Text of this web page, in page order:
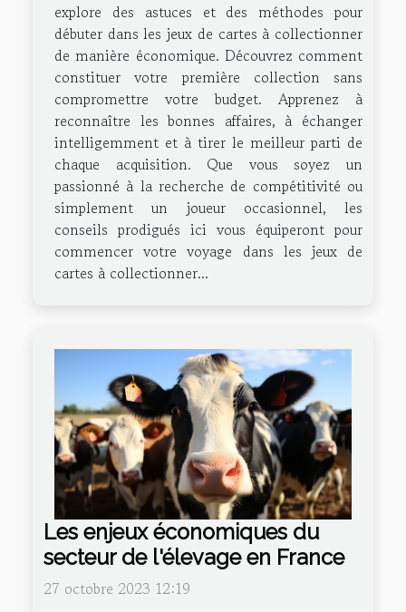
explore des astuces et des méthodes pour
débuter dans les jeux de cartes à collectionner
de manière économique. Découvrez comment
constituer votre première collection sans
compromettre votre budget. Apprenez à
reconnaître les bonnes affaires, à échanger
intelligemment et à tirer le meilleur parti de
chaque acquisition. Que vous soyez un
passionné à la recherche de compétitivité ou
simplement un joueur occasionnel, les
conseils prodigués ici vous équiperont pour
commencer votre voyage dans les jeux de
cartes à collectionner...
Les enjeux économiques du
secteur de l'élevage en France
27 octobre 2023 12:19